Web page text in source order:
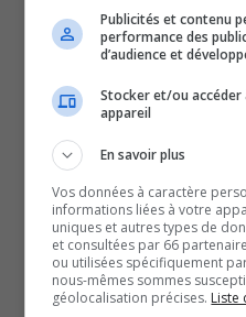
Martin St-Louis a confié
qu’il se prépare depuis une
ce poste.
L’ancien joueur vedette a
derrière le banc, mais il
sport va lui permettre de
Il ajoute qu’il sera un
peut-être pas toujours les
mais qu’il fera tout pour les
St-Louis souhaite,
Publicités et contenu
performance des
d’audience et
Stocker et/ou
appareil
En savoir plus
Vos données à caractère
informations liées à votre
uniques et autres types de
et consultées par 66
ou utilisées spécifiquement
nous-mêmes sommes
géolocalisation précises. Liste